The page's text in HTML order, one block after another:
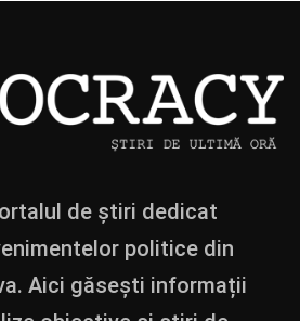
de știri dedicat
politice din
Aici găsești informații